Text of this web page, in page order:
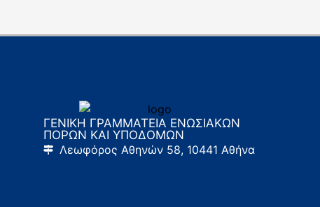
ΓΕΝΙΚΗ ΓΡΑΜΜΑΤΕΙΑ ΕΝΩΣΙΑΚΩΝ
ΠΟΡΩΝ ΚΑΙ ΥΠΟΔΟΜΩΝ
Λεωφόρος Αθηνών 58, 10441 Αθήνα